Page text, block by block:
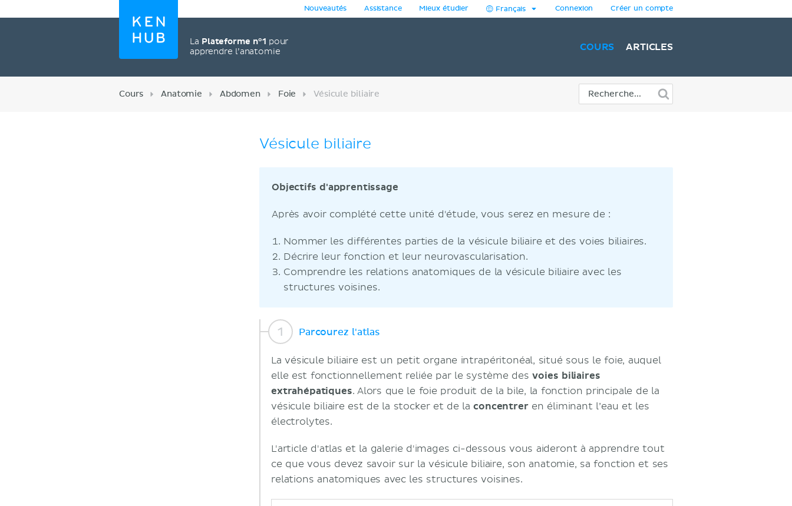
La Plateforme n°1 pour
apprendre l’anatomie
Nouveautés Assistance Mieux étudier Français Connexion Créer un compte
COURS ARTICLES
Cours Anatomie Abdomen Foie Vésicule biliaire
Vésicule biliaire
Objectifs d'apprentissage
Après avoir complété cette unité d'étude, vous serez en mesure de :
Nommer les différentes parties de la vésicule biliaire et des voies biliaires.
Décrire leur fonction et leur neurovascularisation.
Comprendre les relations anatomiques de la vésicule biliaire avec les
structures voisines.
Parcourez l'atlas
La vésicule biliaire est un petit organe intrapéritonéal, situé sous le foie, auquel
elle est fonctionnellement reliée par le système desvoies biliaires
extrahépatiques. Alors que le foie produit de la bile, la fonction principale de la
vésicule biliaire est de la stocker et de laconcentreren éliminant l’eau et les
électrolytes.
L'article d'atlas et la galerie d'images ci-dessous vous aideront à apprendre tout
ce que vous devez savoir sur la vésicule biliaire, son anatomie, sa fonction et ses
relations anatomiques avec les structures voisines.